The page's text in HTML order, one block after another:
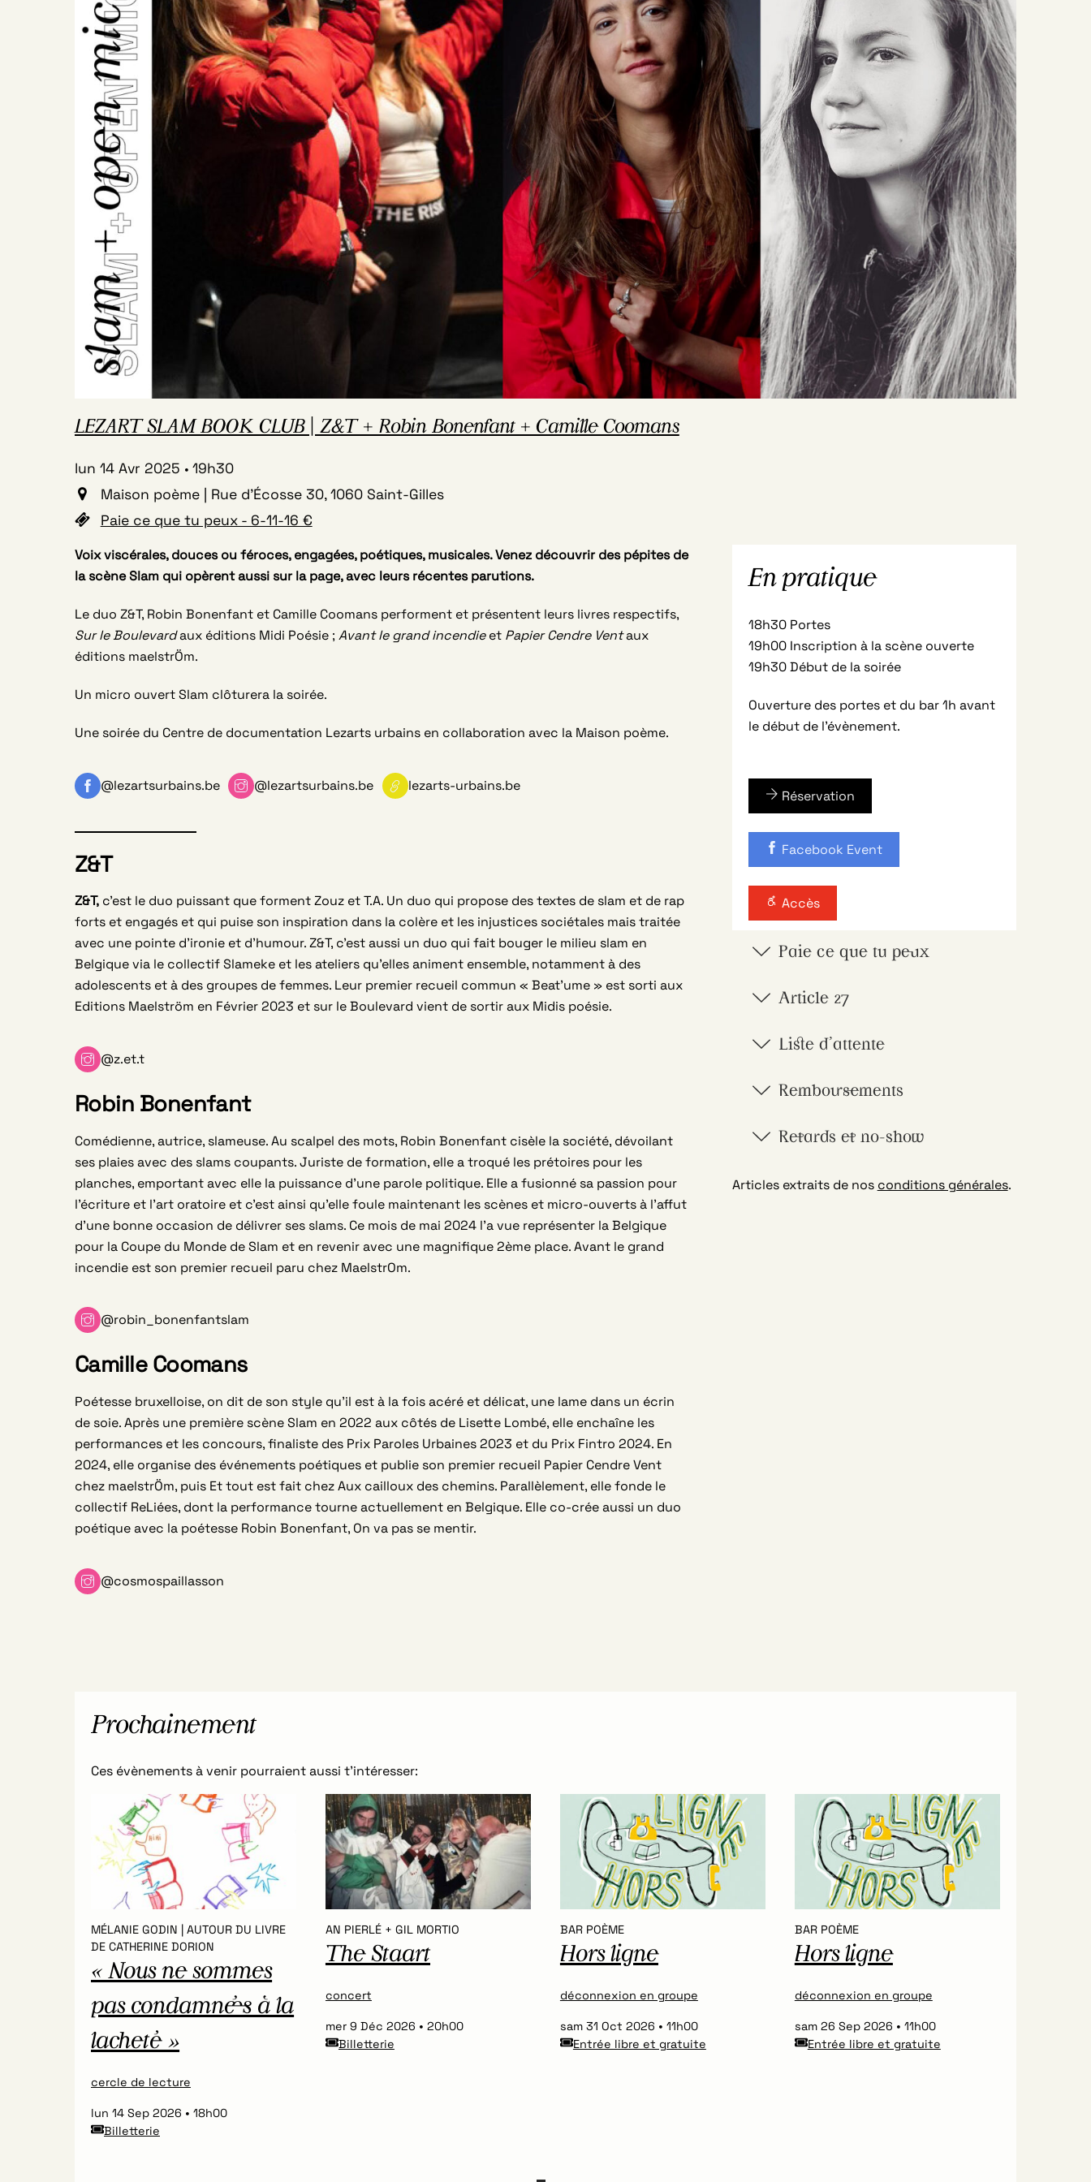
LEZART SLAM BOOK CLUB | Z&T + Robin Bonenfant + Camille Coomans
lun 14 Avr 2025
19h30
Maison poème | Rue d'Écosse 30, 1060 Saint-Gilles
Paie ce que tu peux - 6-11-16 €
Voix viscérales, douces ou féroces, engagées, poétiques, musicales. Venez découvrir des pépites de
la scène Slam qui opèrent aussi sur la page, avec leurs récentes parutions.
Le duo Z&T, Robin Bonenfant et Camille Coomans performent et présentent leurs livres respectifs,
Sur le Boulevardaux éditions Midi Poésie ; Avant le grand incendieet Papier Cendre Ventaux
éditions maelstrÖm.
Un micro ouvert Slam clôturera la soirée.
Une soirée du Centre de documentation Lezarts urbains en collaboration avec la Maison poème.
@lezartsurbains.be @lezartsurbains.be lezarts-urbains.be
Z&T
Z&T, c’est le duo puissant que forment Zouz et T.A. Un duo qui propose des textes de slam et de rap
forts et engagés et qui puise son inspiration dans la colère et les injustices sociétales mais traitée
avec une pointe d’ironie et d’humour. Z&T, c’est aussi un duo qui fait bouger le milieu slam en
Belgique via le collectif Slameke et les ateliers qu’elles animent ensemble, notamment à des
adolescents et à des groupes de femmes. Leur premier recueil commun « Beat’ume » est sorti aux
Editions Maelström en Février 2023 et sur le Boulevard vient de sortir aux Midis poésie.
@z.et.t
Robin Bonenfant
Comédienne, autrice, slameuse. Au scalpel des mots, Robin Bonenfant cisèle la société, dévoilant
ses plaies avec des slams coupants. Juriste de formation, elle a troqué les prétoires pour les
planches, emportant avec elle la puissance d’une parole politique. Elle a fusionné sa passion pour
l’écriture et l’art oratoire et c’est ainsi qu’elle foule maintenant les scènes et micro-ouverts à l’affut
d’une bonne occasion de délivrer ses slams. Ce mois de mai 2024 l’a vue représenter la Belgique
pour la Coupe du Monde de Slam et en revenir avec une magnifique 2ème place. Avant le grand
incendie est son premier recueil paru chez MaelstrOm.
@robin_bonenfantslam
Camille Coomans
Poétesse bruxelloise, on dit de son style qu’il est à la fois acéré et délicat, une lame dans un écrin
de soie. Après une première scène Slam en 2022 aux côtés de Lisette Lombé, elle enchaîne les
performances et les concours, finaliste des Prix Paroles Urbaines 2023 et du Prix Fintro 2024. En
2024, elle organise des événements poétiques et publie son premier recueil Papier Cendre Vent
chez maelstrÖm, puis Et tout est fait chez Aux cailloux des chemins. Parallèlement, elle fonde le
collectif ReLiées, dont la performance tourne actuellement en Belgique. Elle co-crée aussi un duo
poétique avec la poétesse Robin Bonenfant, On va pas se mentir.
@cosmospaillasson
En pratique
18h30 Portes
19h00 Inscription à la scène ouverte
19h30 Début de la soirée
Ouverture des portes et du bar 1h avant
le début de l’évènement.
Réservation
Facebook Event
Accès
Paie ce que tu peux
Article 27
Liste d'attente
Remboursements
Retards et no-show
Articles extraits de nos conditions générales.
Prochainement
Ces évènements à venir pourraient aussi t’intéresser:
MÉLANIE GODIN | AUTOUR DU LIVRE
DE CATHERINE DORION
« Nous ne sommes
pas condamné·es à la
lacheté »
cercle de lecture
lun 14 Sep 2026
18h00
Billetterie
AN PIERLÉ + GIL MORTIO
The Staart
concert
mer 9 Déc 2026
20h00
Billetterie
BAR POÈME
Hors ligne
déconnexion en groupe
sam 31 Oct 2026
11h00
Entrée libre et gratuite
BAR POÈME
Hors ligne
déconnexion en groupe
sam 26 Sep 2026
11h00
Entrée libre et gratuite